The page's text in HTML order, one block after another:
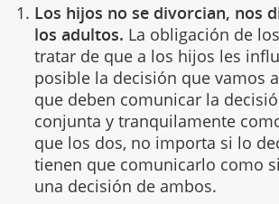
Los hijos no se divorcian, nos
los adultos. La obligación de
tratar de que a los hijos les
posible la decisión que vamos
que deben comunicar la
conjunta y tranquilamente
que los dos, no importa si lo
tienen que comunicarlo como
una decisión de ambos.